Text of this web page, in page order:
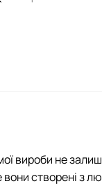
вироби не
створені з